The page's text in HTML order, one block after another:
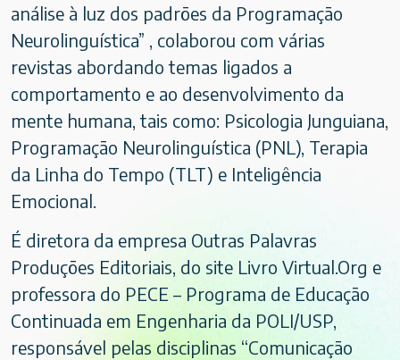
análise à luz dos padrões da Programação
Neurolinguística” , colaborou com várias
revistas abordando temas ligados a
comportamento e ao desenvolvimento da
mente humana, tais como: Psicologia Junguiana,
Programação Neurolinguística (PNL), Terapia
da Linha do Tempo (TLT) e Inteligência
Emocional.
É diretora da empresa Outras Palavras
Produções Editoriais, do site Livro Virtual.Org e
professora do PECE – Programa de Educação
Continuada em Engenharia da POLI/USP,
responsável pelas disciplinas “Comunicação